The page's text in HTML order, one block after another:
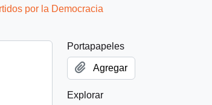
por la Democracia
Portapapeles
Agregar
Explorar